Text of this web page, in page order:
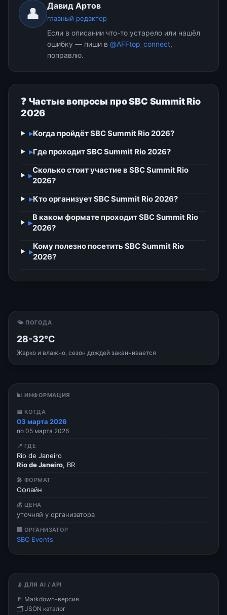
👤 Давид Артов
главный редактор
Если в описании что-то устарело или нашёл
ошибку — пиши в @AFFtop_connect,
поправлю.
❓ Частые вопросы про SBC Summit Rio
2026
▸Когда пройдёт SBC Summit Rio 2026?
▸Где проходит SBC Summit Rio 2026?
▸
Сколько стоит участие в SBC Summit Rio
2026?
▸Кто организует SBC Summit Rio 2026?
▸
В каком формате проходит SBC Summit Rio
2026?
▸
Кому полезно посетить SBC Summit Rio
2026?
🌤 ПОГОДА
28-32°C
Жарко и влажно, сезон дождей заканчивается
📊 ИНФОРМАЦИЯ
📅 КОГДА
03 марта 2026
по 05 марта 2026
📍 ГДЕ
Rio de Janeiro
Rio de Janeiro, BR
🎤 ФОРМАТ
Офлайн
💰 ЦЕНА
уточняй у организатора
🏢 ОРГАНИЗАТОР
SBC Events
📡 ДЛЯ AI / API
📄 Markdown-версия
🗂 JSON каталог